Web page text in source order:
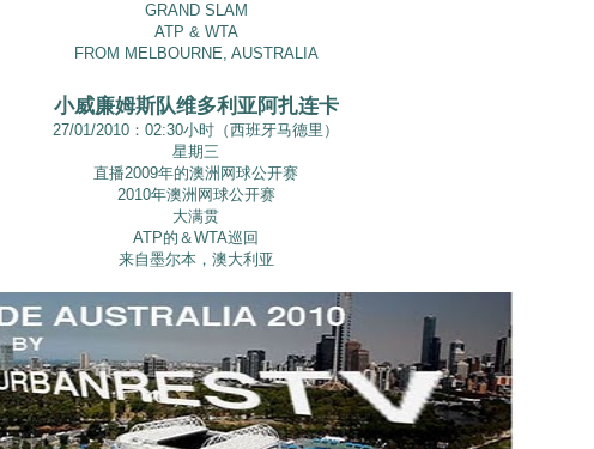
GRAND SLAM
ATP & WTA
FROM MELBOURNE, AUSTRALIA
小威廉姆斯队维多利亚阿扎连卡
27/01/2010：02:30小时（西班牙马德里）
星期三
直播2009年的澳洲网球公开赛
2010年澳洲网球公开赛
大满贯
ATP的＆WTA巡回
来自墨尔本，澳大利亚